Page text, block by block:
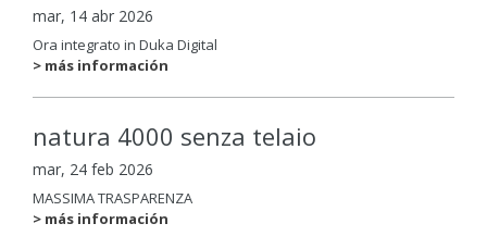
mar, 14 abr 2026
Ora integrato in Duka Digital
> más información
natura 4000 senza telaio
mar, 24 feb 2026
MASSIMA TRASPARENZA
> más información